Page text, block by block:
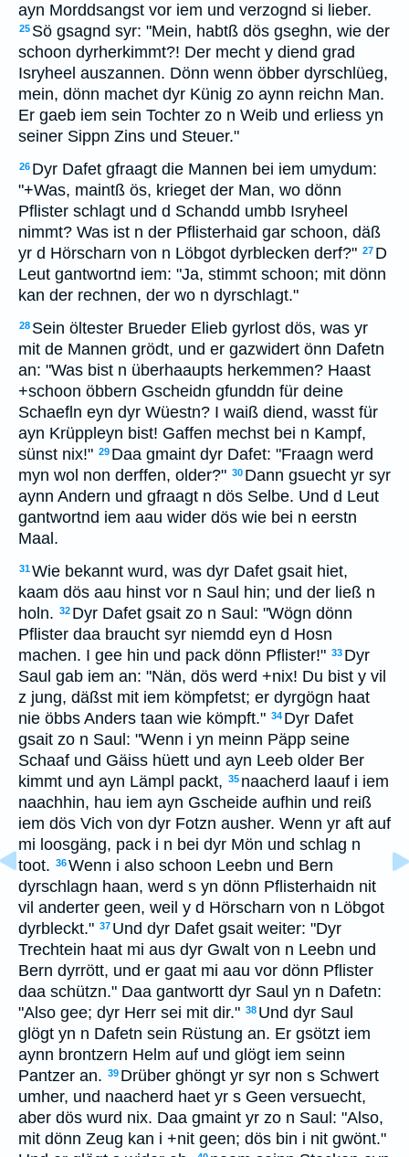
ayn Morddsangst vor iem und verzognd si lieber.
25 Sö gsagnd syr: "Mein, habtß dös gseghn, wie der
schoon dyrherkimmt?! Der mecht y diend grad
Isryheel auszannen. Dönn wenn öbber dyrschlüeg,
mein, dönn machet dyr Künig zo aynn reichn Man.
Er gaeb iem sein Tochter zo n Weib und erliess yn
seiner Sippn Zins und Steuer."
26 Dyr Dafet gfraagt die Mannen bei iem umydum:
"+Was, maintß ös, krieget der Man, wo dönn
Pflister schlagt und d Schandd umbb Isryheel
nimmt? Was ist n der Pflisterhaid gar schoon, däß
yr d Hörscharn von n Löbgot dyrblecken derf?" 27 D
Leut gantwortnd iem: "Ja, stimmt schoon; mit dönn
kan der rechnen, der wo n dyrschlagt."
28 Sein öltester Brueder Elieb gyrlost dös, was yr
mit de Mannen grödt, und er gazwidert önn Dafetn
an: "Was bist n überhaaupts herkemmen? Haast
+schoon öbbern Gscheidn gfunddn für deine
Schaefln eyn dyr Wüestn? I waiß diend, wasst für
ayn Krüppleyn bist! Gaffen mechst bei n Kampf,
sünst nix!" 29 Daa gmaint dyr Dafet: "Fraagn werd
myn wol non derffen, older?" 30 Dann gsuecht yr syr
aynn Andern und gfraagt n dös Selbe. Und d Leut
gantwortnd iem aau wider dös wie bei n eerstn
Maal.
31Wie bekannt wurd, was dyr Dafet gsait hiet,
kaam dös aau hinst vor n Saul hin; und der ließ n
holn. 32 Dyr Dafet gsait zo n Saul: "Wögn dönn
Pflister daa braucht syr niemdd eyn d Hosn
machen. I gee hin und pack dönn Pflister!" 33 Dyr
Saul gab iem an: "Nän, dös werd +nix! Du bist y vil
z jung, däßst mit iem kömpfetst; er dyrgögn haat
nie öbbs Anders taan wie kömpft." 34 Dyr Dafet
gsait zo n Saul: "Wenn i yn meinn Päpp seine
Schaaf und Gäiss hüett und ayn Leeb older Ber
kimmt und ayn Lämpl packt, 35 naacherd laauf i iem
naachhin, hau iem ayn Gscheide aufhin und reiß
iem dös Vich von dyr Fotzn ausher. Wenn yr aft auf
mi loosgäng, pack i n bei dyr Mön und schlag n
toot. 36Wenn i also schoon Leebn und Bern
dyrschlagn haan, werd s yn dönn Pflisterhaidn nit
vil anderter geen, weil y d Hörscharn von n Löbgot
dyrbleckt." 37 Und dyr Dafet gsait weiter: "Dyr
Trechtein haat mi aus dyr Gwalt von n Leebn und
Bern dyrrött, und er gaat mi aau vor dönn Pflister
daa schützn." Daa gantwortt dyr Saul yn n Dafetn:
"Also gee; dyr Herr sei mit dir." 38 Und dyr Saul
glögt yn n Dafetn sein Rüstung an. Er gsötzt iem
aynn brontzern Helm auf und glögt iem seinn
Pantzer an. 39 Drüber ghöngt yr syr non s Schwert
umher, und naacherd haet yr s Geen versuecht,
aber dös wurd nix. Daa gmaint yr zo n Saul: "Also,
mit dönn Zeug kan i +nit geen; dös bin i nit gwönt."